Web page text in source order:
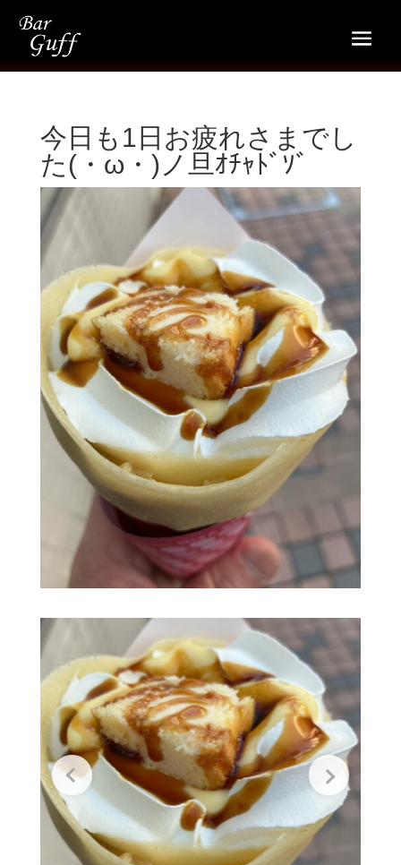
今日も1日お疲れさまでし
た(・ω・)ノ旦ｵﾁｬﾄﾞｿﾞ